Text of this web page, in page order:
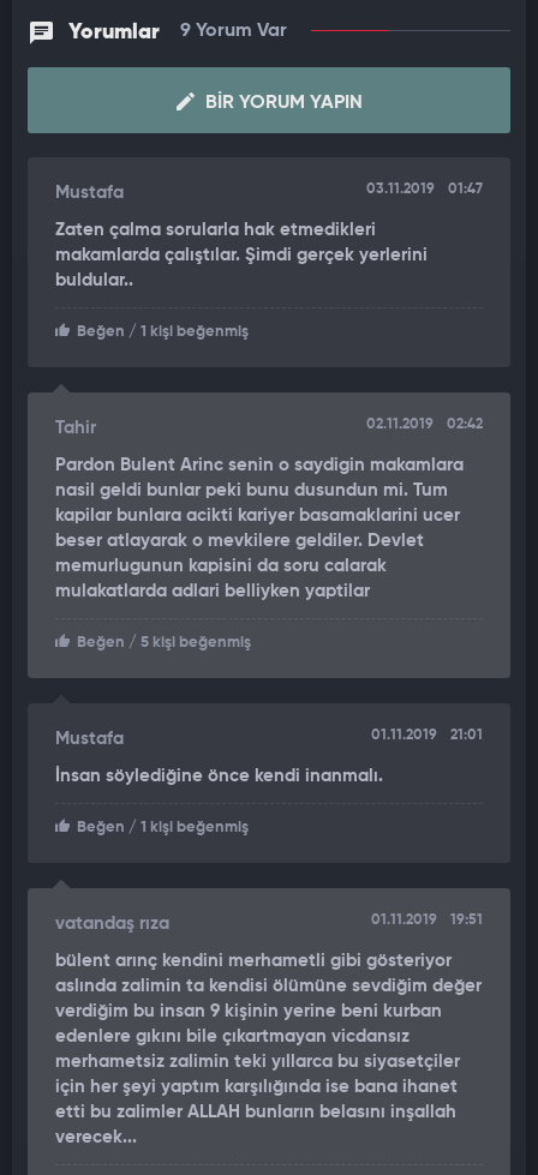
Yorumlar 9 Yorum Var
BIR YORUM YAPIN
Mustafa 03.11.2019 01:47
Zaten çalma sorularla hak etmedikleri
makamlarda çalıştılar. Şimdi gerçek yerlerini
buldular..
Beğen / 1 kişi beğenmiş
Tahir 02.11.2019 02:42
Pardon Bulent Arinc senin o saydigin makamlara
nasil geldi bunlar peki bunu dusundun mi. Tum
kapilar bunlara acikti kariyer basamaklarini ucer
beser atlayarak o mevkilere geldiler. Devlet
memurlugunun kapisini da soru calarak
mulakatlarda adlari belliyken yaptilar
Beğen / 5 kişi beğenmiş
Mustafa 01.11.2019 21:01
İnsan söylediğine önce kendi inanmalı.
Beğen / 1 kişi beğenmiş
vatandaş rıza 01.11.2019 19:51
bülent arınç kendini merhametli gibi gösteriyor
aslında zalimin ta kendisi ölümüne sevdiğim değer
verdiğim bu insan 9 kişinin yerine beni kurban
edenlere gıkını bile çıkartmayan vicdansız
merhametsiz zalimin teki yıllarca bu siyasetçiler
için her şeyi yaptım karşılığında ise bana ihanet
etti bu zalimler ALLAH bunların belasını inşallah
verecek...